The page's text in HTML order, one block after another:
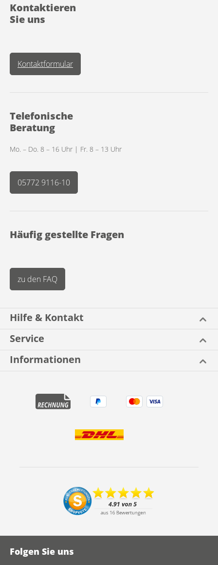
Kontaktieren
Sie uns
Kontaktformular
Telefonische
Beratung
Mo. – Do. 8 – 16 Uhr | Fr. 8 – 13 Uhr
05772 9116-10
Häufig gestellte Fragen
zu den FAQ
Hilfe & Kontakt
Service
Informationen
Folgen Sie uns